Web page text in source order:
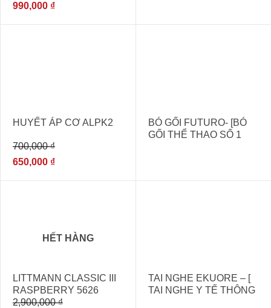
990,000 ₫
HUYẾT ÁP CƠ ALPK2
700,000₫
650,000 ₫
BÓ GỐI FUTURO- [BÓ
GỐI THỂ THAO SỐ 1
HẾT HÀNG
LITTMANN CLASSIC III
RASPBERRY 5626
2,900,000₫
TAI NGHE EKUORE – [
TAI NGHE Y TẾ THÔNG